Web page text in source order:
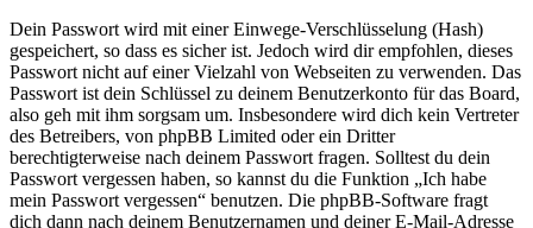
Dein Passwort wird mit einer Einwege-Verschlüsselung (Hash)
gespeichert, so dass es sicher ist. Jedoch wird dir empfohlen, dieses
Passwort nicht auf einer Vielzahl von Webseiten zu verwenden. Das
Passwort ist dein Schlüssel zu deinem Benutzerkonto für das Board,
also geh mit ihm sorgsam um. Insbesondere wird dich kein Vertreter
des Betreibers, von phpBB Limited oder ein Dritter
berechtigterweise nach deinem Passwort fragen. Solltest du dein
Passwort vergessen haben, so kannst du die Funktion „Ich habe
mein Passwort vergessen“ benutzen. Die phpBB-Software fragt
dich dann nach deinem Benutzernamen und deiner E-Mail-Adresse